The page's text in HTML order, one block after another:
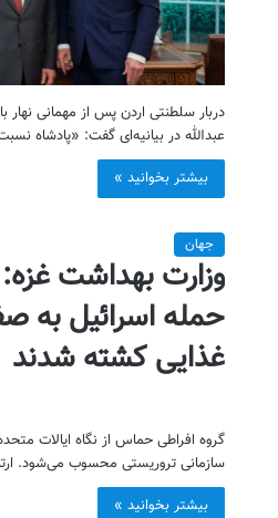
دربار سلطنتی اردن پس از مهمانی
عبدالله در بیانیه‌ای گفت: «پادشاه
بیشتر بخوانید »
جهان
حمله اسرائیل
غذایی کشته شدند
گروه افراطی حماس از نگاه ایالات
سازمانی تروریستی محسوب می‌شود.
بیشتر بخوانید »